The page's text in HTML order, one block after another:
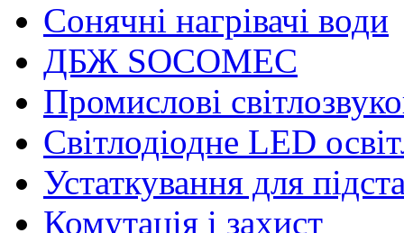
Сонячні нагрівачі води
ДБЖ SOCOMEC
Промислові
Світлодіодне LED
Устаткування для
Комутація і захист